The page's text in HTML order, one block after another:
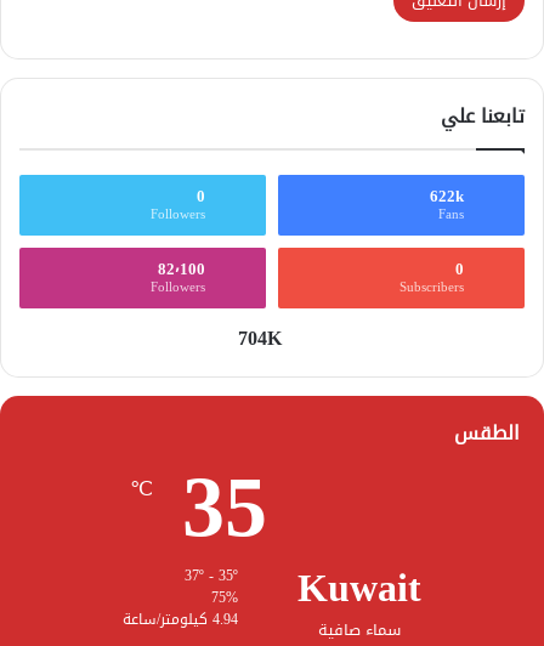
تابعنا علي
622k
Fans
0
Followers
0
Subscribers
82٬100
Followers
704K
الطقس
Kuwait
سماء صافية
35
℃
75%
4.94 كيلومتر/ساعة